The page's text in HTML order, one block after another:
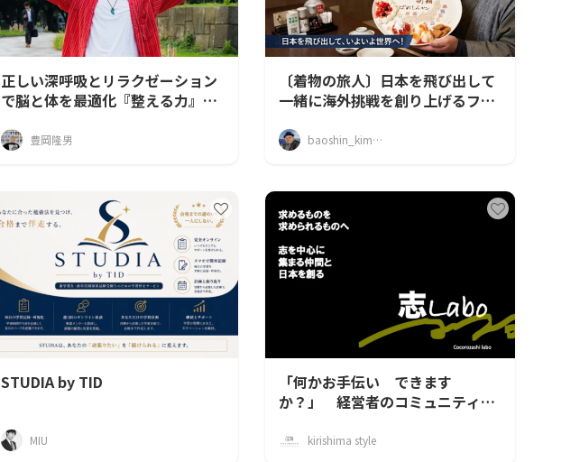
正しい深呼吸とリラクゼーション
で脳と体を最適化『整える力』を
豊岡隆男
〔着物の旅人〕日本を飛び出して
一緒に海外挑戦を創り上げるファ
baoshin_kimono_traveler
STUDIA by TID
MIU
「何かお手伝い できます
か？」 経営者のコミュニティー
kirishima style